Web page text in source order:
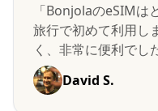
「BonjolaのeSIMは
旅行で初めて利用し
く、非常に便利でし
David S.